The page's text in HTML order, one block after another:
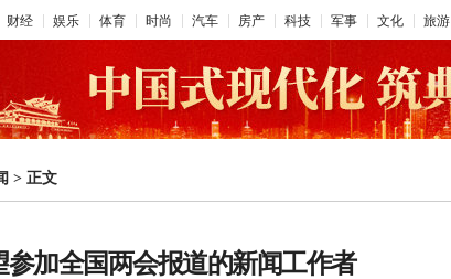
财经 娱乐 体育 时尚 汽车 房产 科技 军事 文化 旅游
> 正文
加全国两会报道的新闻工作者